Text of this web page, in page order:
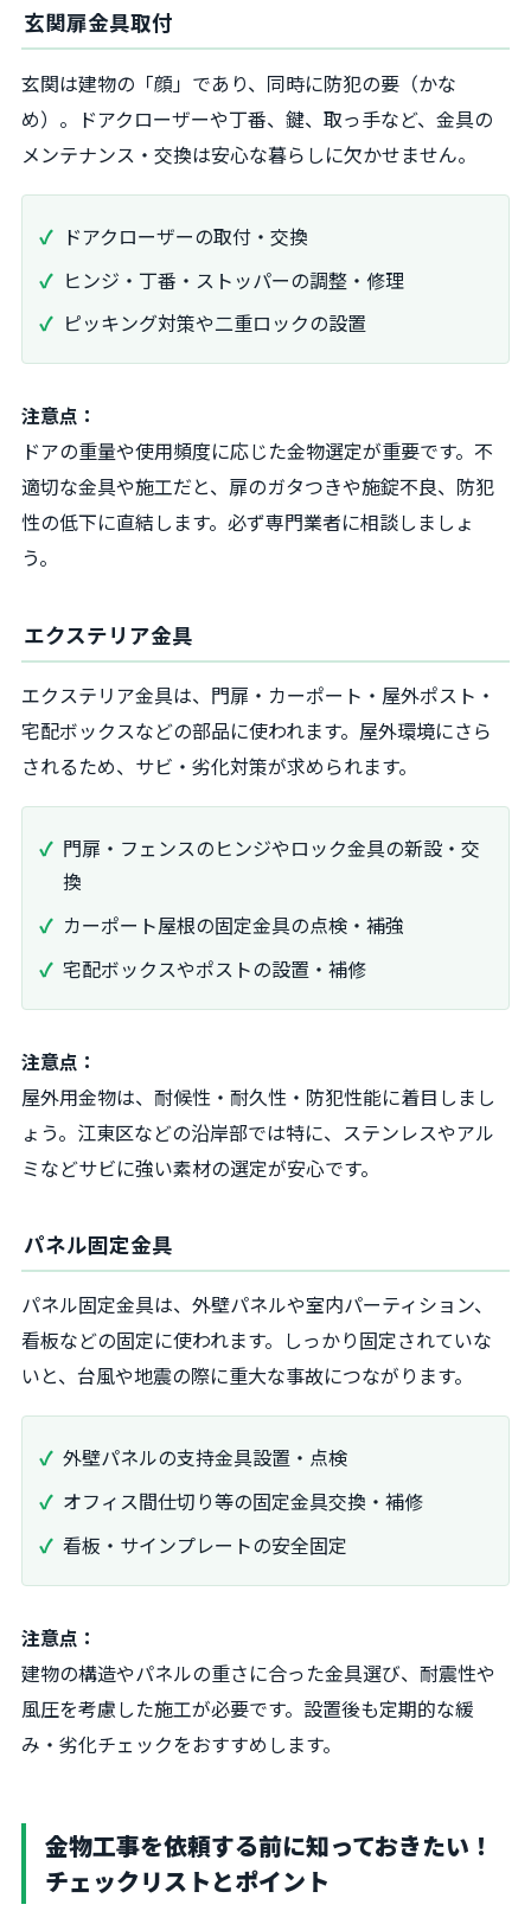
玄関扉金具取付
玄関は建物の「顔」であり、同時に防犯の要（かな
め）。ドアクローザーや丁番、鍵、取っ手など、金具の
メンテナンス・交換は安心な暮らしに欠かせません。
ドアクローザーの取付・交換
ヒンジ・丁番・ストッパーの調整・修理
ピッキング対策や二重ロックの設置
注意点：
ドアの重量や使用頻度に応じた金物選定が重要です。不
適切な金具や施工だと、扉のガタつきや施錠不良、防犯
性の低下に直結します。必ず専門業者に相談しましょ
う。
エクステリア金具
エクステリア金具は、門扉・カーポート・屋外ポスト・
宅配ボックスなどの部品に使われます。屋外環境にさら
されるため、サビ・劣化対策が求められます。
門扉・フェンスのヒンジやロック金具の新設・交
換
カーポート屋根の固定金具の点検・補強
宅配ボックスやポストの設置・補修
注意点：
屋外用金物は、耐候性・耐久性・防犯性能に着目しまし
ょう。江東区などの沿岸部では特に、ステンレスやアル
ミなどサビに強い素材の選定が安心です。
パネル固定金具
パネル固定金具は、外壁パネルや室内パーティション、
看板などの固定に使われます。しっかり固定されていな
いと、台風や地震の際に重大な事故につながります。
外壁パネルの支持金具設置・点検
オフィス間仕切り等の固定金具交換・補修
看板・サインプレートの安全固定
注意点：
建物の構造やパネルの重さに合った金具選び、耐震性や
風圧を考慮した施工が必要です。設置後も定期的な緩
み・劣化チェックをおすすめします。
金物工事を依頼する前に知っておきたい！
チェックリストとポイント